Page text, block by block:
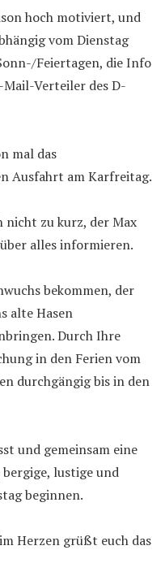
hoch motiviert, und
vom Dienstag
Feiertagen, die Info
Verteiler des D-
mal das
Ausfahrt am Karfreitag.
nicht zu kurz, der Max
alles informieren.
bekommen, der
alte Hasen
Durch Ihre
in den Ferien vom
durchgängig bis in den
und gemeinsam eine
lustige und
beginnen.
Herzen grüßt euch das